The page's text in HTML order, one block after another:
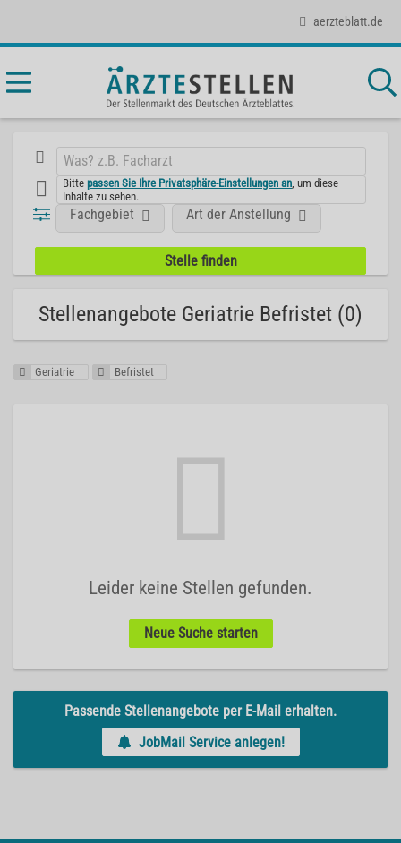
aerzteblatt.de
Bittepassen Sie Ihre Privatsphäre-Einstellungen an , um diese
Inhalte zu sehen.
Fachgebiet Art der Anstellung
Stellenangebote Geriatrie Befristet (0)
Geriatrie Befristet
Leider keine Stellen gefunden.
Neue Suche starten
Passende Stellenangebote per E-Mail erhalten.
JobMail Service anlegen!